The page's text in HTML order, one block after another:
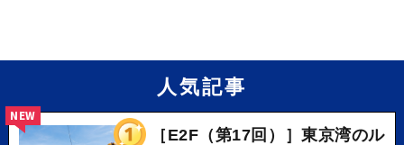
人気記事
［E2F（第17回）］東京湾のル
NEW